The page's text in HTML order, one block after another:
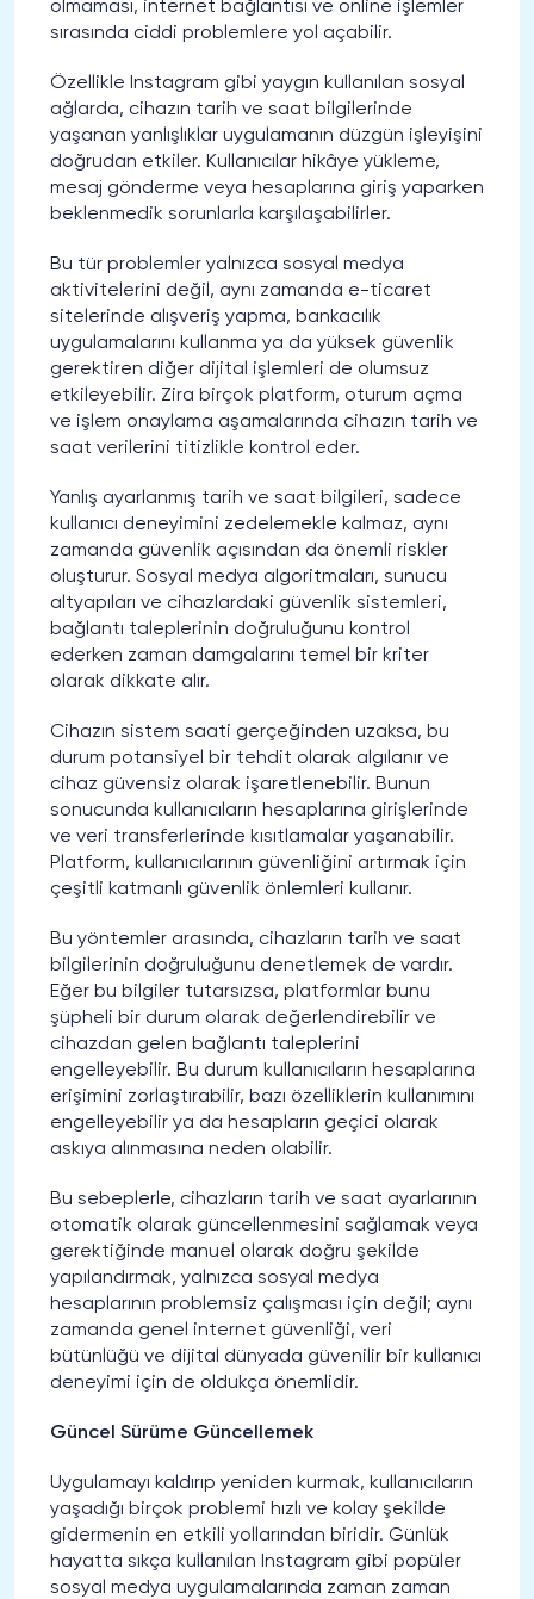
olmaması, internet bağlantısı ve online işlemler
sırasında ciddi problemlere yol açabilir.
Özellikle Instagram gibi yaygın kullanılan sosyal
ağlarda, cihazın tarih ve saat bilgilerinde
yaşanan yanlışlıklar uygulamanın düzgün işleyişini
doğrudan etkiler. Kullanıcılar hikâye yükleme,
mesaj gönderme veya hesaplarına giriş yaparken
beklenmedik sorunlarla karşılaşabilirler.
Bu tür problemler yalnızca sosyal medya
aktivitelerini değil, aynı zamanda e-ticaret
sitelerinde alışveriş yapma, bankacılık
uygulamalarını kullanma ya da yüksek güvenlik
gerektiren diğer dijital işlemleri de olumsuz
etkileyebilir. Zira birçok platform, oturum açma
ve işlem onaylama aşamalarında cihazın tarih ve
saat verilerini titizlikle kontrol eder.
Yanlış ayarlanmış tarih ve saat bilgileri, sadece
kullanıcı deneyimini zedelemekle kalmaz, aynı
zamanda güvenlik açısından da önemli riskler
oluşturur. Sosyal medya algoritmaları, sunucu
altyapıları ve cihazlardaki güvenlik sistemleri,
bağlantı taleplerinin doğruluğunu kontrol
ederken zaman damgalarını temel bir kriter
olarak dikkate alır.
Cihazın sistem saati gerçeğinden uzaksa, bu
durum potansiyel bir tehdit olarak algılanır ve
cihaz güvensiz olarak işaretlenebilir. Bunun
sonucunda kullanıcıların hesaplarına girişlerinde
ve veri transferlerinde kısıtlamalar yaşanabilir.
Platform, kullanıcılarının güvenliğini artırmak için
çeşitli katmanlı güvenlik önlemleri kullanır.
Bu yöntemler arasında, cihazların tarih ve saat
bilgilerinin doğruluğunu denetlemek de vardır.
Eğer bu bilgiler tutarsızsa, platformlar bunu
şüpheli bir durum olarak değerlendirebilir ve
cihazdan gelen bağlantı taleplerini
engelleyebilir. Bu durum kullanıcıların hesaplarına
erişimini zorlaştırabilir, bazı özelliklerin kullanımını
engelleyebilir ya da hesapların geçici olarak
askıya alınmasına neden olabilir.
Bu sebeplerle, cihazların tarih ve saat ayarlarının
otomatik olarak güncellenmesini sağlamak veya
gerektiğinde manuel olarak doğru şekilde
yapılandırmak, yalnızca sosyal medya
hesaplarının problemsiz çalışması için değil; aynı
zamanda genel internet güvenliği, veri
bütünlüğü ve dijital dünyada güvenilir bir kullanıcı
deneyimi için de oldukça önemlidir.
Güncel Sürüme Güncellemek
Uygulamayı kaldırıp yeniden kurmak, kullanıcıların
yaşadığı birçok problemi hızlı ve kolay şekilde
gidermenin en etkili yollarından biridir. Günlük
hayatta sıkça kullanılan Instagram gibi popüler
sosyal medya uygulamalarında zaman zaman